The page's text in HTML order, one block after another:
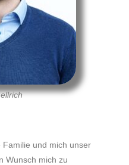
und mich unser
Wunsch mich zu